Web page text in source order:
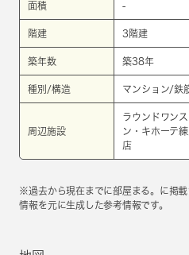
面積 -
階建 3階建
築年数 築38年
種別/構造 マンション/鉄
周辺施設
ラウンドワン
ン・キホーテ
店
※過去から現在までに部屋まる。に掲
情報を元に生成した参考情報です。